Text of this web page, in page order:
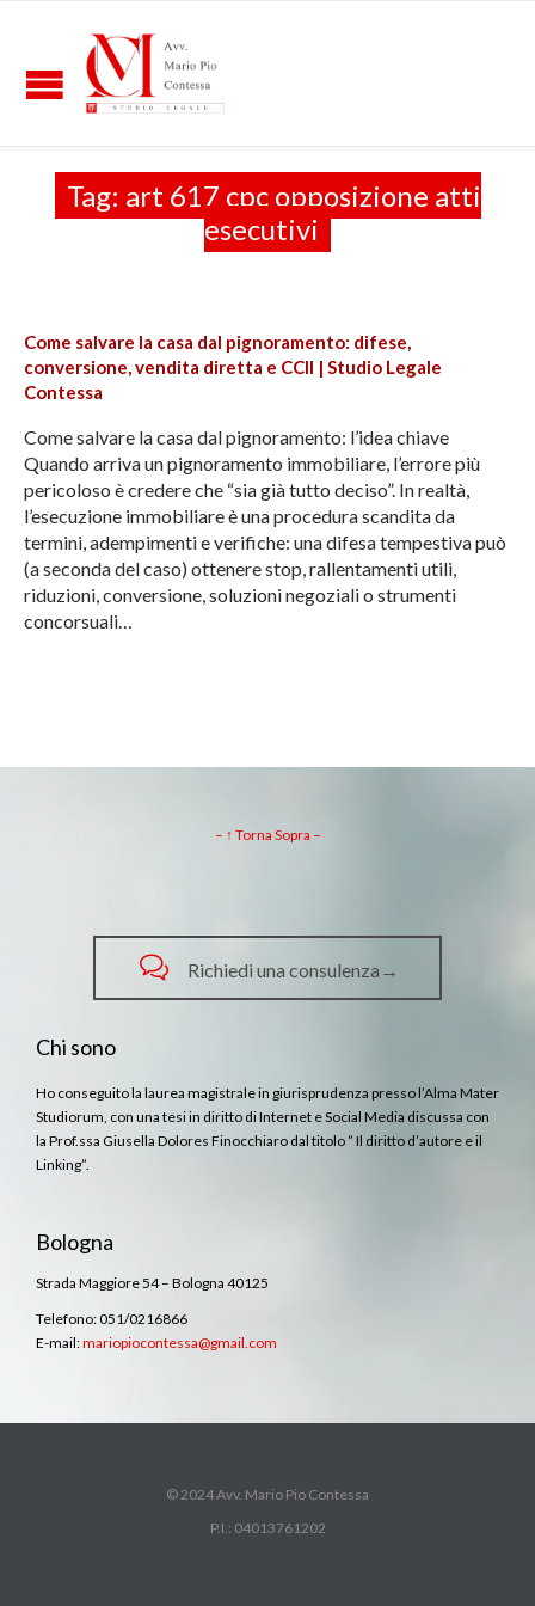
Tag: art 617 cpc opposizione atti
esecutivi
Come salvare la casa dal pignoramento: difese,
conversione, vendita diretta e CCII | Studio Legale
Contessa
Come salvare la casa dal pignoramento: l’idea chiave
Quando arriva un pignoramento immobiliare, l’errore più
pericoloso è credere che “sia già tutto deciso”. In realtà,
l’esecuzione immobiliare è una procedura scandita da
termini, adempimenti e verifiche: una difesa tempestiva può
(a seconda del caso) ottenere stop, rallentamenti utili,
riduzioni, conversione, soluzioni negoziali o strumenti
concorsuali…
– ↑ Torna Sopra –
 Richiedi una consulenza→
Chi sono
Ho conseguito la laurea magistrale in giurisprudenza presso l’Alma Mater
Studiorum, con una tesi in diritto di Internet e Social Media discussa con
la Prof.ssa Giusella Dolores Finocchiaro dal titolo ” Il diritto d’autore e il
Linking”.
Bologna
Strada Maggiore 54 – Bologna 40125
Telefono: 051/0216866
E-mail:mariopiocontessa@gmail.com
© 2024 Avv. Mario Pio Contessa
P.I.: 04013761202